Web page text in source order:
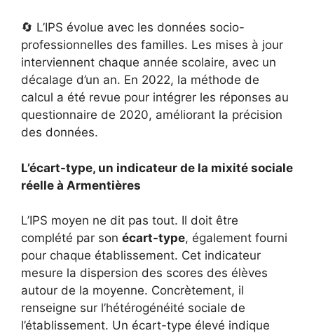
🔄 L’IPS évolue avec les données socio-
professionnelles des familles. Les mises à jour
interviennent chaque année scolaire, avec un
décalage d’un an. En 2022, la méthode de
calcul a été revue pour intégrer les réponses au
questionnaire de 2020, améliorant la précision
des données.
L’écart-type, un indicateur de la mixité sociale
réelle à Armentières
L’IPS moyen ne dit pas tout. Il doit être
complété par son écart-type, également fourni
pour chaque établissement. Cet indicateur
mesure la dispersion des scores des élèves
autour de la moyenne. Concrètement, il
renseigne sur l’hétérogénéité sociale de
l’établissement. Un écart-type élevé indique